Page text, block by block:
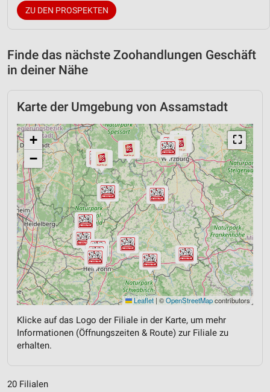
ZU DEN PROSPEKTEN
Finde das nächste Zoohandlungen Geschäft
in deiner Nähe
Karte der Umgebung von Assamstadt
⛶
+
−
Leaflet | ©OpenStreetMapcontributors
Klicke auf das Logo der Filiale in der Karte, um mehr
Informationen (Öffnungszeiten & Route) zur Filiale zu
erhalten.
20 Filialen